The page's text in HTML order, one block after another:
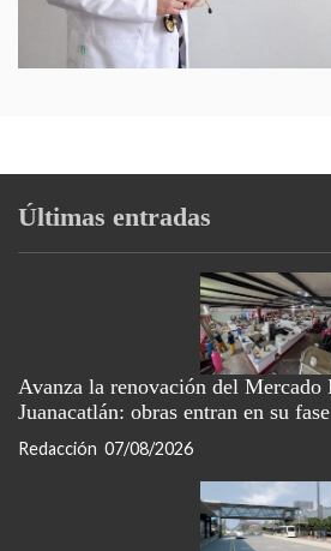
Últimas entradas
Avanza la renovación del
Juanacatlán: obras entran en su
Redacción 07/08/2026